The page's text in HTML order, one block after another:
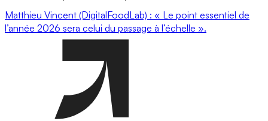
Matthieu Vincent (DigitalFoodLab) : « Le point essentiel de
l’année 2026 sera celui du passage à l’échelle ».